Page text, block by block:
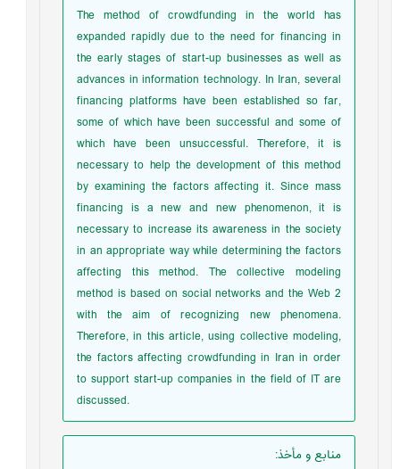
The method of crowdfunding in the world has
expanded rapidly due to the need for financing in
the early stages of start-up businesses as well as
advances in information technology. In Iran, several
financing platforms have been established so far,
some of which have been successful and some of
which have been unsuccessful. Therefore, it is
necessary to help the development of this method
by examining the factors affecting it. Since mass
financing is a new and new phenomenon, it is
necessary to increase its awareness in the society
in an appropriate way while determining the factors
affecting this method. The collective modeling
method is based on social networks and the Web 2
with the aim of recognizing new phenomena.
Therefore, in this article, using collective modeling,
the factors affecting crowdfunding in Iran in order
to support start-up companies in the field of IT are
discussed.
منابع و مأخذ: